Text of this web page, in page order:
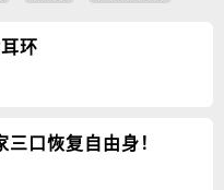
环
口恢复自由身！